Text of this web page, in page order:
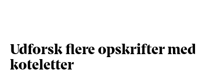
Udforsk flere opskrifter med
koteletter